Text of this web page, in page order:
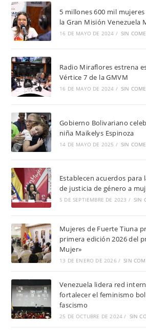
5 millones 600 mil
la Gran Misión Venezuela
16 DE MAYO DE 2024 / SIN
Radio Miraflores estrena
Vértice 7 de la GMVM
16 DE MAYO DE 2024 / SIN
Gobierno Bolivariano
niña Maikelys Espinoza
14 DE MAYO DE 2025 / SIN
Establecen acuerdos para
de justicia de género a
5 DE SEPTIEMBRE DE 2023 / SIN
Mujeres de Fuerte Tiuna
primera edición 2026 del
Mujer»
13 DE ENERO DE 2026 / SIN
Venezuela lidera red
fortalecer el feminismo
fascismo
25 DE OCTUBRE DE 2024 / SIN